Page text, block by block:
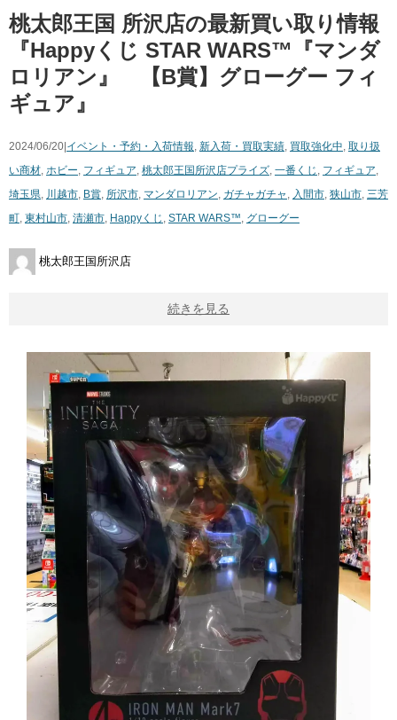
桃太郎王国 所沢店の最新買い取り情報
『Happyくじ STAR WARS™『マンダ
ロリアン』 【B賞】グローグー フィ
ギュア』
2024/06/20| イベント・予約・入荷情報, 新入荷・買取実績, 買取強化中, 取り扱
い商材, ホビー, フィギュア, 桃太郎王国所沢店プライズ, 一番くじ , フィギュア,
埼玉県, 川越市, B賞, 所沢市, マンダロリアン, ガチャガチャ , 入間市, 狭山市, 三芳
町, 東村山市, 清瀬市, Happyくじ , STAR WARS™, グローグー
桃太郎王国所沢店
続きを見る